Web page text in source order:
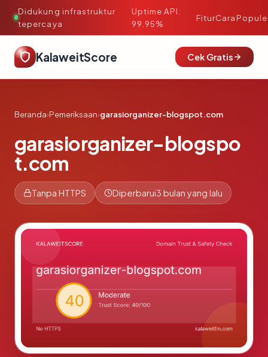
Didukung infrastruktur
tepercaya
·
Uptime API:
99.95%
FiturCara
KalaweitScore Cek Gratis
Beranda›Pemeriksaan›garasiorganizer-blogspot.com
garasiorganizer-blogspo
t.com
Tanpa HTTPS Diperbarui3 bulan yang lalu